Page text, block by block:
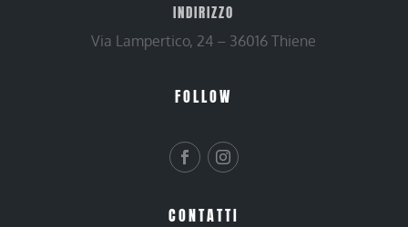
INDIRIZZO
Via Lampertico, 24 – 36016 Thiene
FOLLOW
CONTATTI